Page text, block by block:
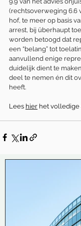
(rechtsoverweging 6.6
hof, te meer op basis
arrest, bij überhaupt
worden betoogd dat
een “belang” tot
aanvullend enige
duidelijk dient te
deel te nemen én dit
heeft.
Lees hier het volledige